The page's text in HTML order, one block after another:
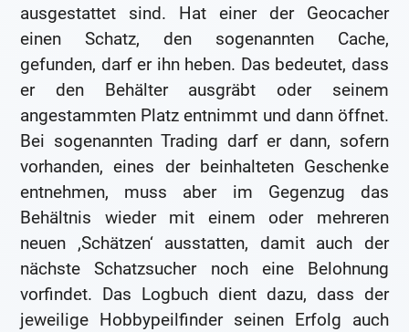
ausgestattet sind. Hat einer der Geocacher
einen Schatz, den sogenannten Cache,
gefunden, darf er ihn heben. Das bedeutet, dass
er den Behälter ausgräbt oder seinem
angestammten Platz entnimmt und dann öffnet.
Bei sogenannten Trading darf er dann, sofern
vorhanden, eines der beinhalteten Geschenke
entnehmen, muss aber im Gegenzug das
Behältnis wieder mit einem oder mehreren
neuen ‚Schätzen‘ ausstatten, damit auch der
nächste Schatzsucher noch eine Belohnung
vorfindet. Das Logbuch dient dazu, dass der
jeweilige Hobbypeilfinder seinen Erfolg auch